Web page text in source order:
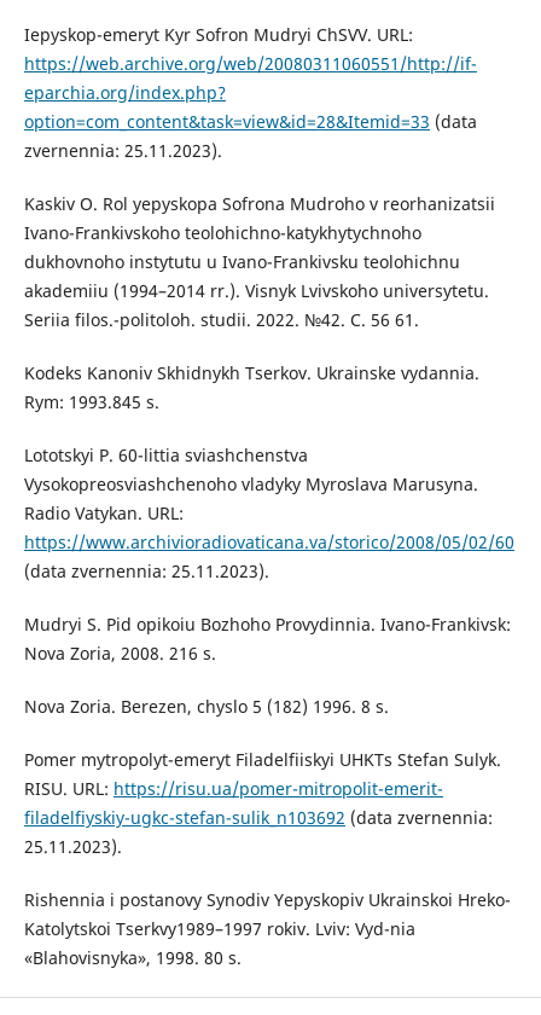
Iepyskop-emeryt Kyr Sofron Mudryi ChSVV. URL:
https://web.archive.org/web/20080311060551/http://if-
eparchia.org/index.php?
option=com_content&task=view&id=28&Itemid=33 (data
zvernennia: 25.11.2023).
Kaskiv O. Rol yepyskopa Sofrona Mudroho v reorhanizatsii
Ivano-Frankivskoho teolohichno-katykhytychnoho
dukhovnoho instytutu u Ivano-Frankivsku teolohichnu
akademiiu (1994–2014 rr.). Visnyk Lvivskoho universytetu.
Seriia filos.-politoloh. studii. 2022. №42. C. 56 61.
Kodeks Kanoniv Skhidnykh Tserkov. Ukrainske vydannia.
Rym: 1993.845 s.
Lototskyi P. 60-littia sviashchenstva
Vysokopreosviashchenoho vladyky Myroslava Marusyna.
Radio Vatykan. URL:
https://www.archivioradiovaticana.va/storico/2008/05/02/60
(data zvernennia: 25.11.2023).
Mudryi S. Pid opikoiu Bozhoho Provydinnia. Ivano-Frankivsk:
Nova Zoria, 2008. 216 s.
Nova Zoria. Berezen, chyslo 5 (182) 1996. 8 s.
Pomer mytropolyt-emeryt Filadelfiiskyi UHKTs Stefan Sulyk.
RISU. URL: https://risu.ua/pomer-mitropolit-emerit-
filadelfiyskiy-ugkc-stefan-sulik_n103692 (data zvernennia:
25.11.2023).
Rishennia i postanovy Synodiv Yepyskopiv Ukrainskoi Hreko-
Katolytskoi Tserkvy1989–1997 rokiv. Lviv: Vyd-nia
«Blahovisnyka», 1998. 80 s.